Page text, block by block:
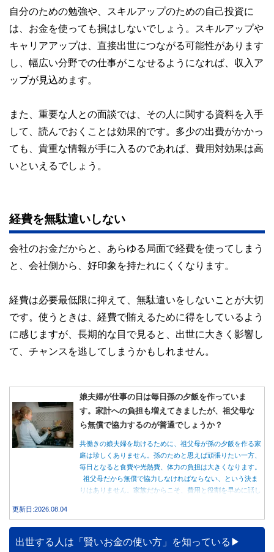
自分のための勉強や、スキルアップのための自己投資に
は、お金を使っても損はしないでしょう。スキルアップや
キャリアアップは、直接出世につながる可能性があります
し、幅広い分野での仕事がこなせるようになれば、収入ア
ップが見込めます。
また、重要な人との面談では、その人に関する資料を入手
して、読んでおくことは効果的です。多少の出費がかかっ
ても、貴重な情報が手に入るのであれば、費用対効果は高
いといえるでしょう。
経費を無駄遣いしない
会社のお金だからと、あらゆる局面で経費を使ってしまう
と、会社側から、好印象を持たれにくくなります。
経費は必要最低限に抑えて、無駄遣いをしないことが大切
です。使うときは、経費で賄えるために得をしているよう
に感じますが、長期的な目で見ると、出世に大きく影響し
て、チャンスを逃してしまうかもしれません。
娘夫婦が仕事の日は毎日孫の夕飯を作っていま
す。家計への負担も増えてきましたが、祖父母な
ら無償で協力するのが普通でしょうか？
共働きの娘夫婦を助けるために、祖父母が孫の夕飯を作る家
庭は珍しくありません。孫のためと思えば頑張りたい一方、
毎日となると食費や光熱費、体力の負担は大きくなります。
祖父母だから無償で協力しなければならない、という決ま
りはありません。家族だからこそ、費用と役割を早めに話し
更新日:2026.08.04
出世する人は「賢いお金の使い方」を知っている